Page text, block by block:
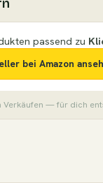
passend zu
bei Amazon
— für dich